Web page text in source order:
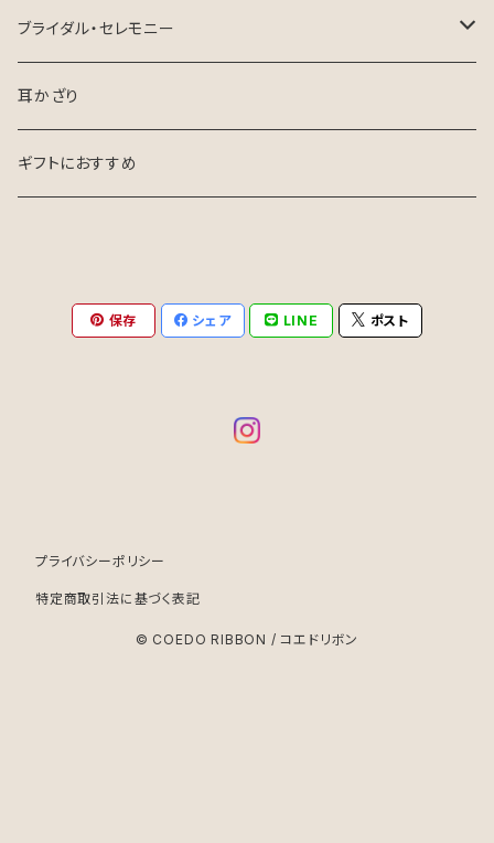
ロングテールリボン
ブライダル・セレモニー
花嫁さま向け
お呼ばれ・参列
耳かざり
ギフトにおすすめ
保存 シェア LINE ポスト
プライバシーポリシー
特定商取引法に基づく表記
© COEDO RIBBON / コエドリボン